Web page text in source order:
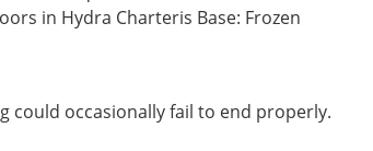
in Hydra Charteris Base: Frozen
could occasionally fail to end properly.